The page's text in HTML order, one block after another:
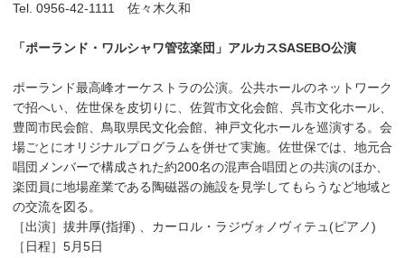
Tel. 0956-42-1111 佐々木久和
「ポーランド・ワルシャワ管弦楽団」アルカスSASEBO公演
ポーランド最高峰オーケストラの公演。公共ホールのネットワーク
で招へい、佐世保を皮切りに、佐賀市文化会館、呉市文化ホール、
豊岡市民会館、鳥取県民文化会館、神戸文化ホールを巡演する。会
場ごとにオリジナルプログラムを併せて実施。佐世保では、地元合
唱団メンバーで構成された約200名の混声合唱団との共演のほか、
楽団員に地場産業である陶磁器の施設を見学してもらうなど地域と
の交流を図る。
［出演］拔井厚(指揮) 、カーロル・ラジヴォノヴィテュ(ピアノ)
［日程］5月5日